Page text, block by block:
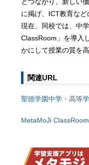
とつながり、新しい
に掲げ、ICT教育など
現在、同校では、中
ClassRoom」を導入
かにして授業の質を
関連URL
聖徳学園中学・高等
MetaMoJi ClassRoom